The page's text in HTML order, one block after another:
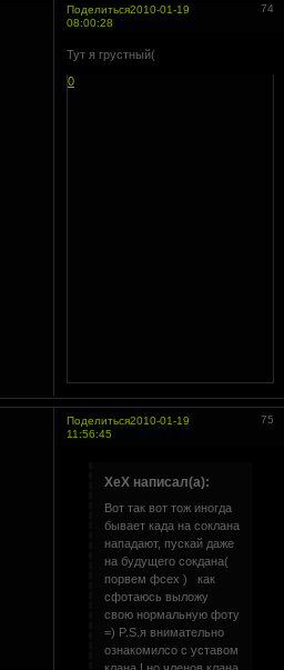
Поделиться 74
2010-01-19
08:00:28
Тут я грустный(
0
Поделиться 75
2010-01-19
11:56:45
XeX написал(а):
Вот так вот тож иногда
бывает када на соклана
нападают, пускай даже
на будущего сокдана(
порвем фсех ) как
сфотаюсь выложу
свою нормальную фоту
=) P.S.я внимательно
ознакомилсо с уставом